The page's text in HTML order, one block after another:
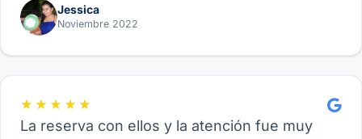
Jessica
Noviembre 2022
★★★★★
La reserva con ellos y la atención fue muy